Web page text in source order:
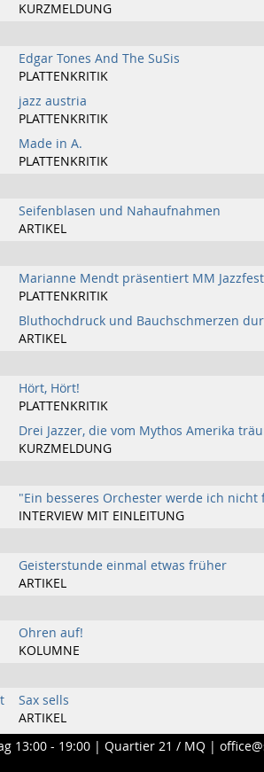
KURZMELDUNG
Edgar Tones And The SuSis
PLATTENKRITIK
jazz austria
PLATTENKRITIK
Made in A.
PLATTENKRITIK
Seifenblasen und Nahaufnahmen
ARTIKEL
Marianne Mendt präsentiert MM
PLATTENKRITIK
Bluthochdruck und Bauchschmerzen
ARTIKEL
Hört, Hört!
PLATTENKRITIK
Drei Jazzer, die vom Mythos Amerika
KURZMELDUNG
"Ein besseres Orchester werde ich nicht
INTERVIEW MIT EINLEITUNG
Geisterstunde einmal etwas früher
ARTIKEL
Ohren auf!
KOLUMNE
Sax sells
ARTIKEL
13:00 - 19:00 | Quartier 21 / MQ |